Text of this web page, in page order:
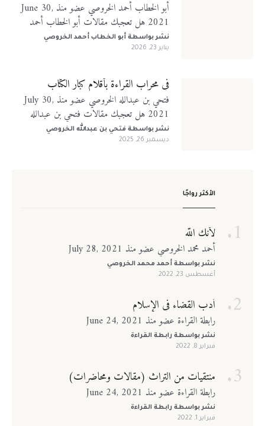
أبو الخطاب أحمد الخروصي عضو منذ June 30,
2021 هل تعجبك مقالات أبو الخطاب أحمد
الخروصي؟ تابعني على منصات التواصل الإجتماعي
نشر بواسطةأبو الخطاب أحمد الخروصي
يناير 23, 2026
في محراب القراءة بأقلام كبار الكتّاب
فتحي بن عبدالله الخروصي عضو منذ July 30,
2021 هل تعجبك مقالات فتحي بن عبدالله
الخروصي؟ تابعني على منصات التواصل الإجتماعي
نشر بواسطةفتحي بن عبدالله الخروصي
ديسمبر 26, 2025
الأكثر رواجًا
لأنك الله
أحمد محمد الخروصي عضو منذ July 28, 2021
نشر بواسطة أحمد محمد الخروصي
أغسطس 23, 2022
أدب القضاء في الإسلام
رابطة القراءة عضو منذ June 24, 2021
نشر بواسطة رابطة القراءة
فبراير 8, 2022
منتقيات من التراث (مقالات ومحاضرات)
رابطة القراءة عضو منذ June 24, 2021
نشر بواسطة رابطة القراءة
فبراير 1, 2022